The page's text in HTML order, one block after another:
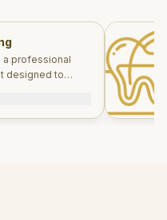
a professional
designed to